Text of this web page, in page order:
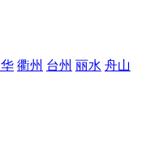
衢州 台州 丽水 舟山